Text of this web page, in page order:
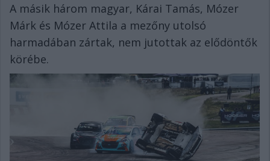
A másik három magyar, Kárai Tamás, Mózer
Márk és Mózer Attila a mezőny utolsó
harmadában zártak, nem jutottak az elődöntők
körébe.